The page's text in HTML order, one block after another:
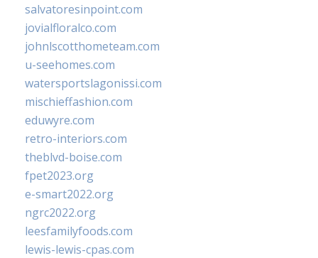
salvatoresinpoint.com
jovialfloralco.com
johnlscotthometeam.com
u-seehomes.com
watersportslagonissi.com
mischieffashion.com
eduwyre.com
retro-interiors.com
theblvd-boise.com
fpet2023.org
e-smart2022.org
ngrc2022.org
leesfamilyfoods.com
lewis-lewis-cpas.com